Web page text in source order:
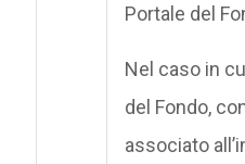
Portale del
Nel caso in
del Fondo,
associato